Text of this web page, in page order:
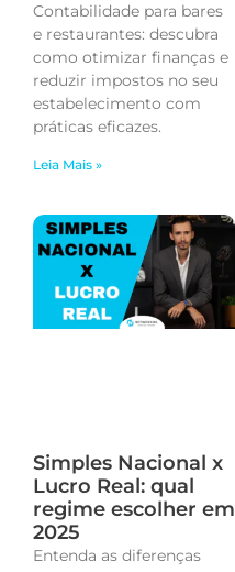
Contabilidade para bares
e restaurantes: descubra
como otimizar finanças e
reduzir impostos no seu
estabelecimento com
práticas eficazes.
Leia Mais »
Simples Nacional x
Lucro Real: qual
regime escolher em
2025
Entenda as diferenças